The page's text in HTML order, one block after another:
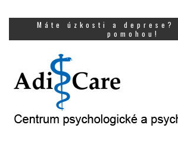
Máte úzkosti a deprese?
pomohou!